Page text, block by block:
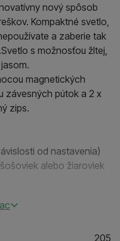
nový spôsob
Kompaktné svetlo,
a zaberie tak
s možnosťou žltej,
magnetických
závesných pútok a 2 x
zips.
od nastavenia)
alebo žiaroviek
2 x nastaviteľné
205